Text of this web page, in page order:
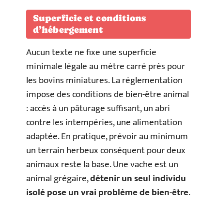
Superficie et conditions
d’hébergement
Aucun texte ne fixe une superficie
minimale légale au mètre carré près pour
les bovins miniatures. La réglementation
impose des conditions de bien-être animal
: accès à un pâturage suffisant, un abri
contre les intempéries, une alimentation
adaptée. En pratique, prévoir au minimum
un terrain herbeux conséquent pour deux
animaux reste la base. Une vache est un
animal grégaire,détenir un seul individu
isolé pose un vrai problème de bien-être.